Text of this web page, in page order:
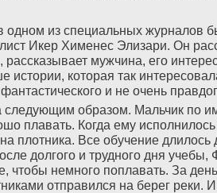
одном из специальных журналов
Икер Хименес Элизари. Он
мужчина, его
истории, которая так
фантастического и не очень
следующим образом. Мальчик по
плавать. Когда ему
плотника. Все обучение
долгого и трудного дня
чтобы немного поплавать. За
отправился на берег реки.